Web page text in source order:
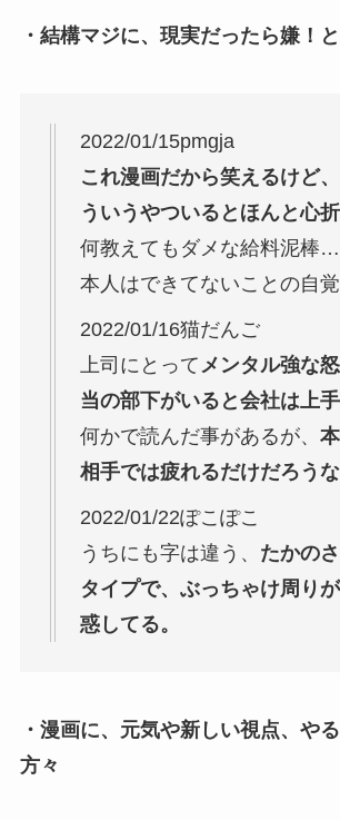
・結構マジに、現実だったら嫌！
2022/01/15pmgja
これ漫画だから笑えるけど
ういうやついるとほんと心
何教えてもダメな給料泥
本人はできてないことの自
2022/01/16猫だんご
上司にとってメンタル強な
当の部下がいると会社は上
何かで読んだ事があるが、
相手では疲れるだけだろうな
2022/01/22ぽこぽこ
うちにも字は違う、 たかの
タイプで、ぶっちゃけ周り
惑してる。
・漫画に、元気や新しい視点、や
方々